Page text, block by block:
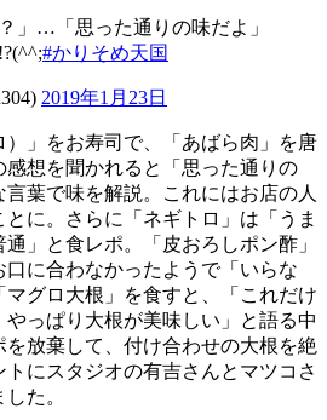
」…「思った通りの味だよ」
#かりそめ天国
2019年1月23日
」をお寿司で、「あばら肉」を唐
想を聞かれると「思った通りの
葉で味を解説。これにはお店の人
に。さらに「ネギトロ」は「うま
」と食レポ。「皮おろしポン酢」
に合わなかったようで「いらな
グロ大根」を食すと、「これだけ
っぱり大根が美味しい」と語る中
放棄して、付け合わせの大根を絶
にスタジオの有吉さんとマツコさ
た。